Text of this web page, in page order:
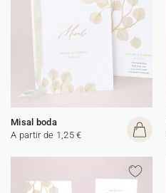
Misal boda
A partir de 1,25 €